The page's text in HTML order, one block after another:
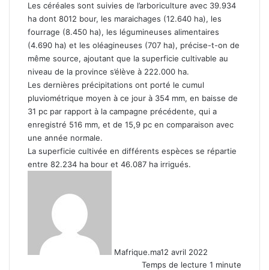
Les céréales sont suivies de l’arboriculture avec 39.934
ha dont 8012 bour, les maraichages (12.640 ha), les
fourrage (8.450 ha), les légumineuses alimentaires
(4.690 ha) et les oléagineuses (707 ha), précise-t-on de
même source, ajoutant que la superficie cultivable au
niveau de la province s’élève à 222.000 ha.
Les dernières précipitations ont porté le cumul
pluviométrique moyen à ce jour à 354 mm, en baisse de
31 pc par rapport à la campagne précédente, qui a
enregistré 516 mm, et de 15,9 pc en comparaison avec
une année normale.
La superficie cultivée en différents espèces se répartie
entre 82.234 ha bour et 46.087 ha irrigués.
Mafrique.ma12 avril 2022
Temps de lecture 1 minute